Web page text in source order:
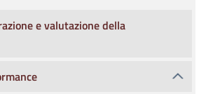
e valutazione della